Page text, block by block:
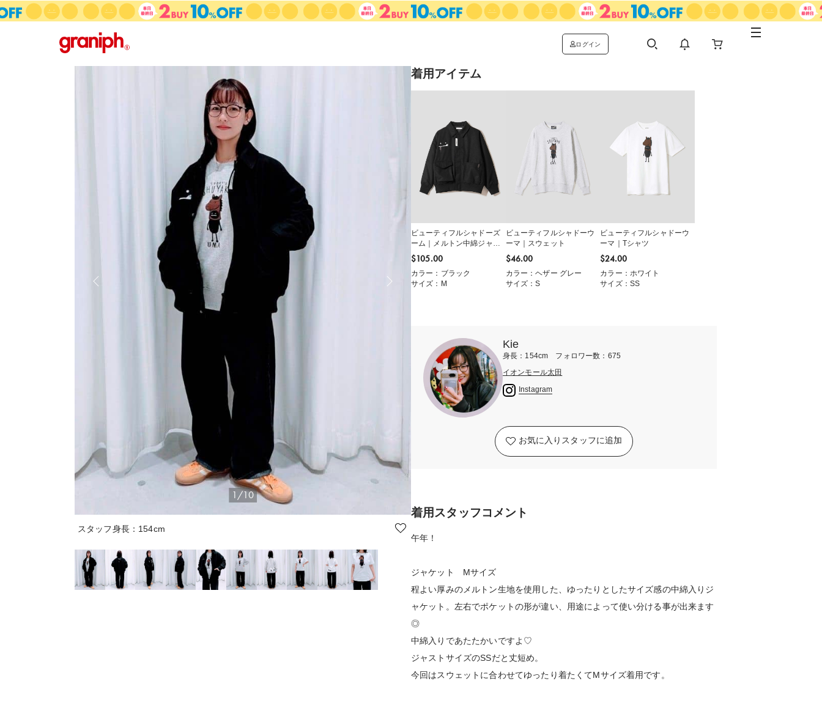
ログイン
1/10
スタッフ身長：154cm
着用アイテム
ビューティフルシャドーズ
ーム｜メルトン中綿ジャケ
ット
$‌105.00
カラー：ブラック
サイズ：M
ビューティフルシャドーウ
ーマ｜スウェット
$‌46.00
カラー：ヘザー グレー
サイズ：S
ビューティフルシャドーウ
ーマ｜Tシャツ
$‌24.00
カラー：ホワイト
サイズ：SS
Kie
身長：154cm フォロワー数：675
イオンモール太田
Instagram
お気に入りスタッフに追加
着用スタッフコメント
午年！
ジャケット Mサイズ
程よい厚みのメルトン生地を使用した、ゆったりとしたサイズ感の中綿入りジ
ャケット。左右でポケットの形が違い、用途によって使い分ける事が出来ます
◎
中綿入りであたたかいですよ♡
ジャストサイズのSSだと丈短め。
今回はスウェットに合わせてゆったり着たくてMサイズ着用です。